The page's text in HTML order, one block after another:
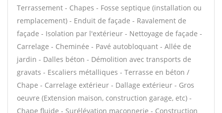
Terrassement - Chapes - Fosse septique (installation ou
remplacement) - Enduit de façade - Ravalement de
façade - Isolation par l'extérieur - Nettoyage de façade -
Carrelage - Cheminée - Pavé autobloquant - Allée de
jardin - Dalles béton - Démolition avec transports de
gravats - Escaliers métalliques - Terrasse en béton /
Chape - Carrelage extérieur - Dallage extérieur - Gros
oeuvre (Extension maison, construction garage, etc) -
Chape fluide - Surélévation maçonnerie - Construction